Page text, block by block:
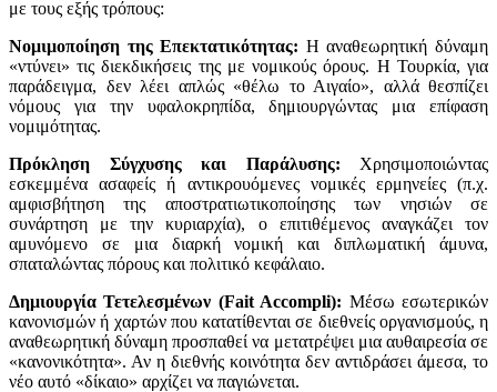
με τους εξής τρόπους:
Νομιμοποίηση της Επεκτατικότητας: Η αναθεωρητική δύναμη
«ντύνει» τις διεκδικήσεις της με νομικούς όρους. Η Τουρκία, για
παράδειγμα, δεν λέει απλώς «θέλω το Αιγαίο», αλλά θεσπίζει
νόμους για την υφαλοκρηπίδα, δημιουργώντας μια επίφαση
νομιμότητας.
Πρόκληση Σύγχυσης και Παράλυσης: Χρησιμοποιώντας
εσκεμμένα ασαφείς ή αντικρουόμενες νομικές ερμηνείες (π.χ.
αμφισβήτηση της αποστρατιωτικοποίησης των νησιών σε
συνάρτηση με την κυριαρχία), ο επιτιθέμενος αναγκάζει τον
αμυνόμενο σε μια διαρκή νομική και διπλωματική άμυνα,
σπαταλώντας πόρους και πολιτικό κεφάλαιο.
Δημιουργία Τετελεσμένων (Fait Accompli): Μέσω εσωτερικών
κανονισμών ή χαρτών που κατατίθενται σε διεθνείς οργανισμούς, η
αναθεωρητική δύναμη προσπαθεί να μετατρέψει μια αυθαιρεσία σε
«κανονικότητα». Αν η διεθνής κοινότητα δεν αντιδράσει άμεσα, το
νέο αυτό «δίκαιο» αρχίζει να παγιώνεται.